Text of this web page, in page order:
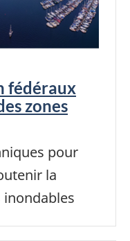
fédéraux
zones
pour
la